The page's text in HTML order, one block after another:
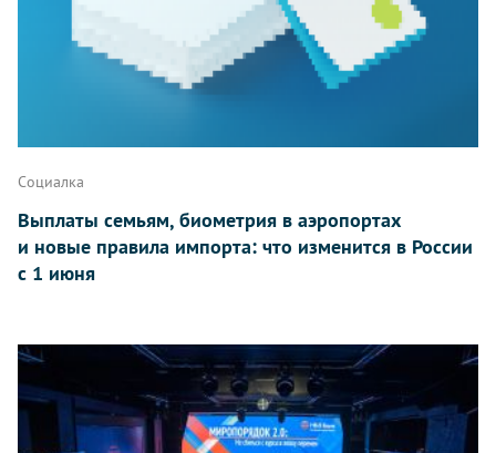
Социалка
Выплаты семьям, биометрия в аэропортах
и новые правила импорта: что изменится в России
с 1 июня